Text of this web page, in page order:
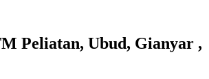
Peliatan, Ubud, Gianyar ,